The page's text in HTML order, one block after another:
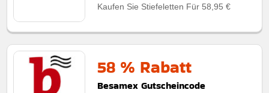
Kaufen Sie Stiefeletten Für 58,95 €
58 % Rabatt
Besamex Gutscheincode